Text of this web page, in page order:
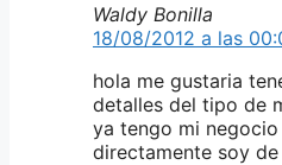
Waldy Bonilla
18/08/2012 a las
hola me gustaria
detalles del tipo de
ya tengo mi
directamente soy de